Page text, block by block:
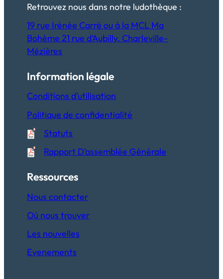
Retrouvez nous dans notre ludothèque :
19 rue Irénée Carré ou à la MCL Ma
Bohème 21 rue d’Aubilly. Charleville-
Mézières
Information légale
Conditions d’utilisation
Politique de confidentialité
Statuts
Rapport D’assemblée Générale
Ressources
Nous contacter
Où nous trouver
Les nouvelles
Evenements